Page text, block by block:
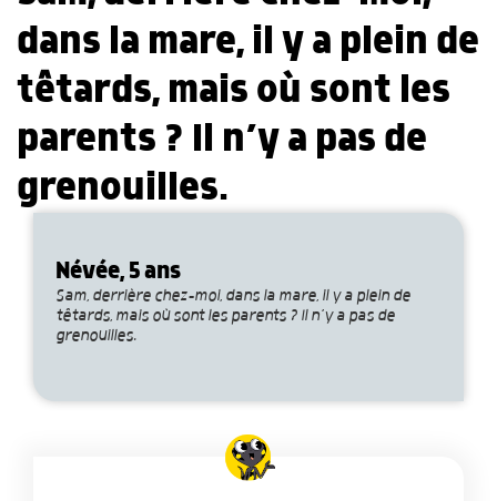
dans la mare, il y a plein de
têtards, mais où sont les
parents ? Il n’y a pas de
grenouilles.
Névée, 5 ans
Sam, derrière chez-moi, dans la mare, il y a plein de
têtards, mais où sont les parents ? Il n’y a pas de
grenouilles.